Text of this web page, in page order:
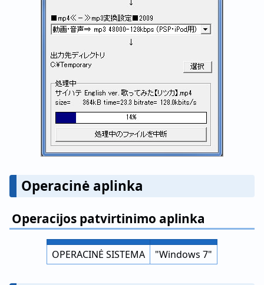
Operacinė aplinka
Operacijos patvirtinimo aplinka
OPERACINĖ SISTEMA "Windows 7"